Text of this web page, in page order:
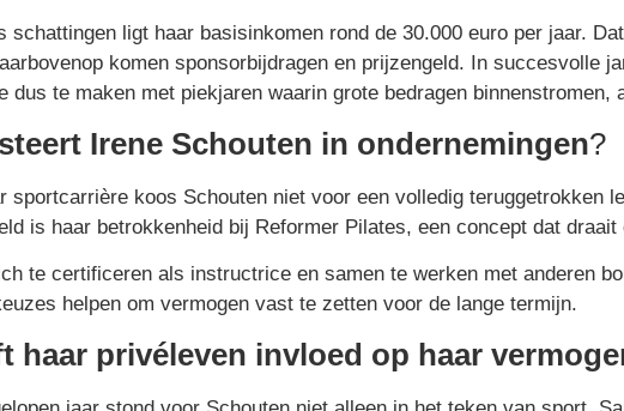
schattingen ligt haar basisinkomen rond de 30.000 euro per jaar.
komen sponsorbijdragen en prijzengeld. In succesvolle
dus te maken met piekjaren waarin grote bedragen
Irene Schouten in ondernemingen?
sportcarrière koos Schouten niet voor een volledig teruggetrokken
is haar betrokkenheid bij Reformer Pilates, een concept dat
te certificeren als instructrice en samen te werken met anderen
helpen om vermogen vast te zetten voor de lange termijn.
haar privéleven invloed op haar